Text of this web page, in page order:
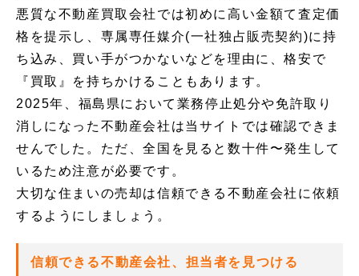
悪質な不動産買取会社では初めに高い金額て査定価
格を提示し、専属専任媒介(一社独占販売契約)に持
ち込み、買い手がつかないなどを理由に、格安で
『買取』を持ちかけることもあります。
2025年、福島県において業務停止処分や免許取り
消しになった不動産会社は当サイトでは確認できま
せんでした。ただ、全国を見ると数十件〜発生して
いるため注意が必要です。
大切な住まいの売却は信頼できる不動産会社に依頼
するようにしましょう。
信頼できる不動産会社、担当者を見つける